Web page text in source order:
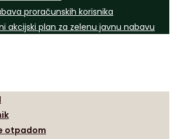
proračunskih korisnika
akcijski plan za zelenu javnu nabavu
otpadom